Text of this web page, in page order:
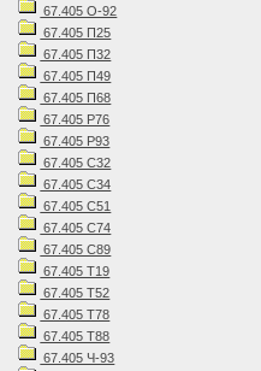
67.405 О-92
67.405 П25
67.405 П32
67.405 П49
67.405 П68
67.405 Р76
67.405 Р93
67.405 С32
67.405 С34
67.405 С51
67.405 С74
67.405 С89
67.405 Т19
67.405 Т52
67.405 Т78
67.405 Т88
67.405 Ч-93